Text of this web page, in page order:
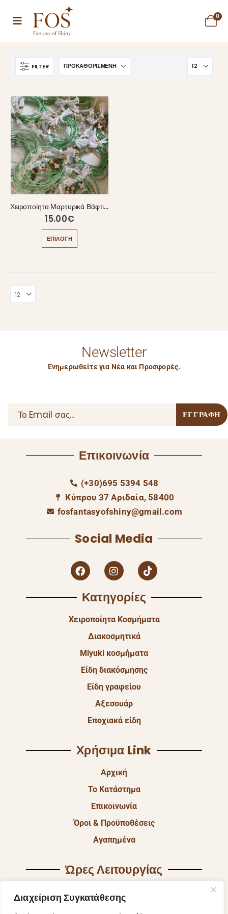
Διαχείριση Συγκατάθεσης
0
FILTER
Χειροποίητα Μαρτυρικά Βάφτισης με Δαντέλα & Χαολίτη
15.00€
ΕΠΙΛΟΓΉ
Newsletter
Ενημερωθείτε για Νέα και Προσφορές.
Επικοινωνία
(+30)695 5394 548
Κύπρου 37 Αριδαία, 58400
fosfantasyofshiny@gmail.com
Social Media
Κατηγορίες
Χειροποίητα Κοσμήματα
Διακοσμητικά
Miyuki κοσμήματα
Είδη διακόσμησης
Είδη γραφείου
Αξεσουάρ
Εποχιακά είδη
Χρήσιμα Link
Αρχική
Το Κατάστημα
Επικοινωνία
Όροι & Προϋποθέσεις
Αγαπημένα
Ώρες Λειτουργίας
Δευ & Τετ & Σαβ: 9:00 – 15:00